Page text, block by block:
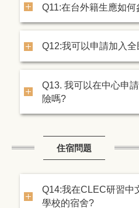
Q11:在台外籍生應如何
Q12:我可以申請加入
Q13. 我可以在中心申
險嗎?
住宿問題
Q14:我在CLEC研習中
學校的宿舍?